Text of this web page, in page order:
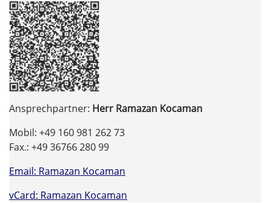
Ansprechpartner: Herr Ramazan Kocaman
Mobil: +49 160 981 262 73
Fax.: +49 36766 280 99
Email: Ramazan Kocaman
vCard: Ramazan Kocaman